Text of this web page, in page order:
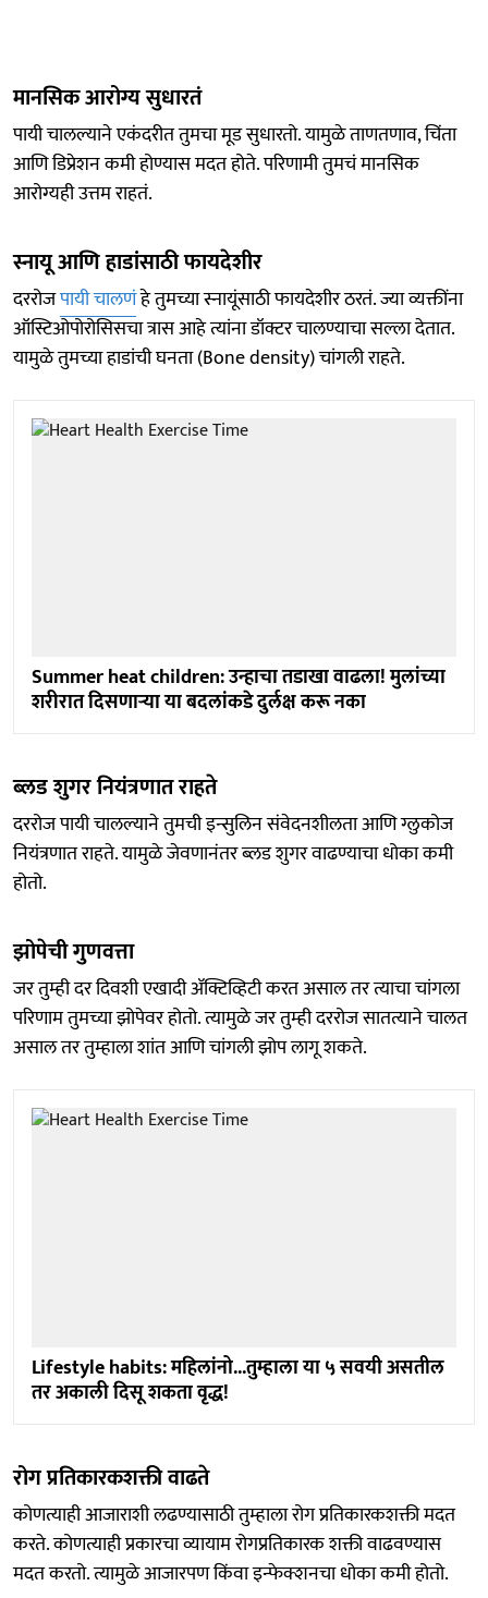
मानसिक आरोग्य सुधारतं
पायी चालल्याने एकंदरीत तुमचा मूड सुधारतो. यामुळे ताणतणाव, चिंता
आणि डिप्रेशन कमी होण्यास मदत होते. परिणामी तुमचं मानसिक
आरोग्यही उत्तम राहतं.
स्नायू आणि हाडांसाठी फायदेशीर
दररोजपायी चालणंहे तुमच्या स्नायूंसाठी फायदेशीर ठरतं. ज्या व्यक्तींना
ऑस्टिओपोरोसिसचा त्रास आहे त्यांना डॉक्टर चालण्याचा सल्ला देतात.
यामुळे तुमच्या हाडांची घनता (Bone density) चांगली राहते.
Summer heat children: उन्हाचा तडाखा वाढला! मुलांच्या
शरीरात दिसणाऱ्या या बदलांकडे दुर्लक्ष करू नका
ब्लड शुगर नियंत्रणात राहते
दररोज पायी चालल्याने तुमची इन्सुलिन संवेदनशीलता आणि ग्लुकोज
नियंत्रणात राहते. यामुळे जेवणानंतर ब्लड शुगर वाढण्याचा धोका कमी
होतो.
झोपेची गुणवत्ता
जर तुम्ही दर दिवशी एखादी ॲक्टिव्हिटी करत असाल तर त्याचा चांगला
परिणाम तुमच्या झोपेवर होतो. त्यामुळे जर तुम्ही दररोज सातत्याने चालत
असाल तर तुम्हाला शांत आणि चांगली झोप लागू शकते.
Lifestyle habits: महिलांनो...तुम्हाला या ५ सवयी असतील
तर अकाली दिसू शकता वृद्ध!
रोग प्रतिकारकशक्ती वाढते
कोणत्याही आजाराशी लढण्यासाठी तुम्हाला रोग प्रतिकारकशक्ती मदत
करते. कोणत्याही प्रकारचा व्यायाम रोगप्रतिकारक शक्ती वाढवण्यास
मदत करतो. त्यामुळे आजारपण किंवा इन्फेक्शनचा धोका कमी होतो.